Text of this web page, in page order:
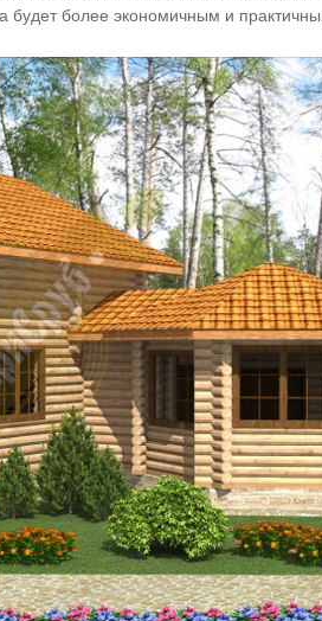
будет более экономичным и